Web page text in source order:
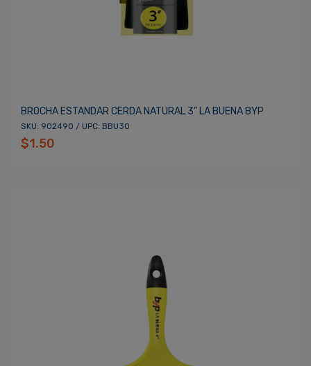
BROCHA ESTANDAR CERDA NATURAL 3" LA BUENA BYP
SKU: 902490 / UPC: BBU30
$1.50